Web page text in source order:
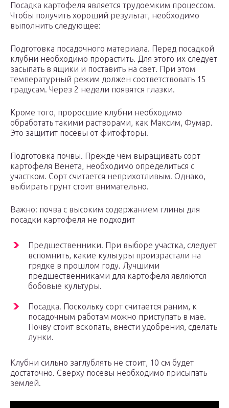
Посадка картофеля является трудоемким процессом.
Чтобы получить хороший результат, необходимо
выполнить следующее:
Подготовка посадочного материала. Перед посадкой
клубни необходимо прорастить. Для этого их следует
засыпать в ящики и поставить на свет. При этом
температурный режим должен соответствовать 15
градусам. Через 2 недели появятся глазки.
Кроме того, проросшие клубни необходимо
обработать такими растворами, как Максим, Фумар.
Это защитит посевы от фитофторы.
Подготовка почвы. Прежде чем выращивать сорт
картофеля Венета, необходимо определиться с
участком. Сорт считается неприхотливым. Однако,
выбирать грунт стоит внимательно.
Важно: почва с высоким содержанием глины для
посадки картофеля не подходит
Предшественники. При выборе участка, следует
вспомнить, какие культуры произрастали на
грядке в прошлом году. Лучшими
предшественниками для картофеля являются
бобовые культуры.
Посадка. Поскольку сорт считается раним, к
посадочным работам можно приступать в мае.
Почву стоит вскопать, внести удобрения, сделать
лунки.
Клубни сильно заглублять не стоит, 10 см будет
достаточно. Сверху посевы необходимо присыпать
землей.